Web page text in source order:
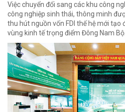
Việc chuyển đổi sang các khu công
công nghiệp sinh thái, thông minh
thu hút nguồn vốn FDI thế hệ mới
vùng kinh tế trọng điểm Đông Nam Bộ.